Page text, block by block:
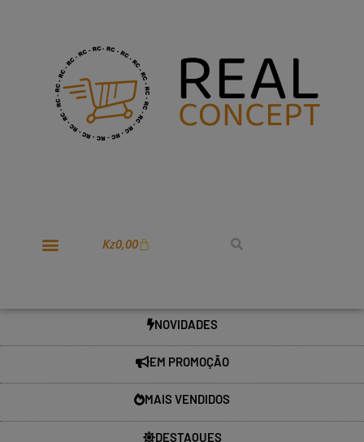
Kz0,00
NOVIDADES
EM PROMOÇÃO
MAIS VENDIDOS
DESTAQUES